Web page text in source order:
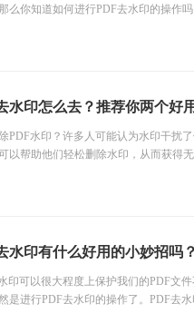
么你知道如何进行PDF去水印的操作
平台可以进行PDF去水印的操作；一
水印怎么去？推荐你两个好
PDF水印？许多人可能认为水印干扰
以帮助他们轻松删除水印，从而获得
要的。通过使用PDF去除水印工具，
水印有什么好用的小妙招吗
印可以很大程度上保护我们的PDF文
是进行PDF去水印的操作了。PDF去
的小妙招，通过这两个小妙招可以高